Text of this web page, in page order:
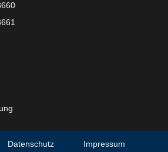
Datenschutz Impressum